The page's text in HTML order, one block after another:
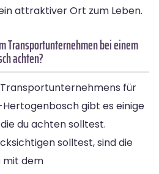
attraktiver Ort zum Leben.
Transportunternehmen bei einem
achten?
Transportunternehmens für
gibt es einige
du achten solltest.
solltest, sind die
mit dem